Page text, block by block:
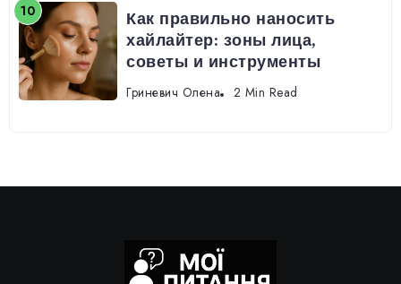
Как правильно наносить
хайлайтер: зоны лица,
советы и инструменты
Гриневич Олена 2 Min Read